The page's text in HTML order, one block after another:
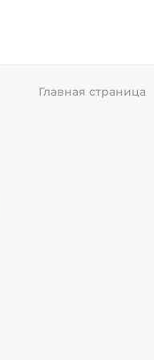
Главная страница